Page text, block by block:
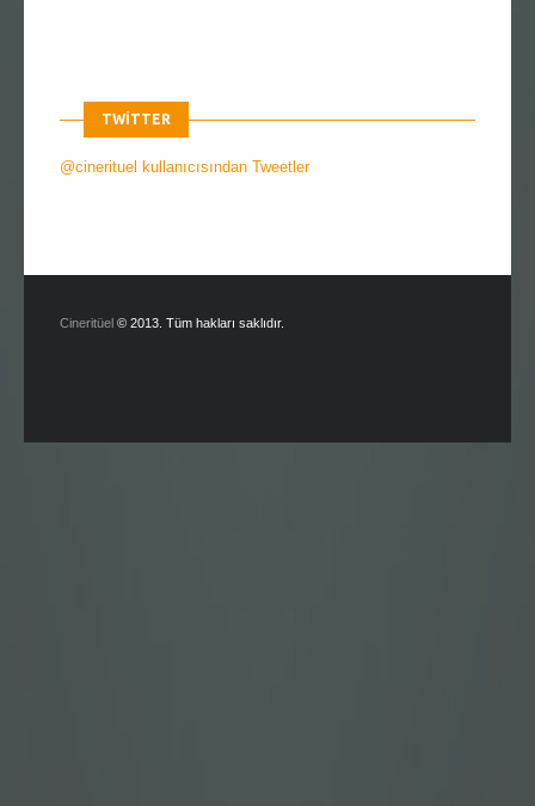
TWITTER
@cinerituel kullanıcısından Tweetler
Cineritüel © 2013. Tüm hakları saklıdır.